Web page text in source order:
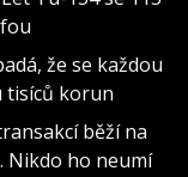
že se každou
tisíců korun
běží na
Nikdo ho neumí